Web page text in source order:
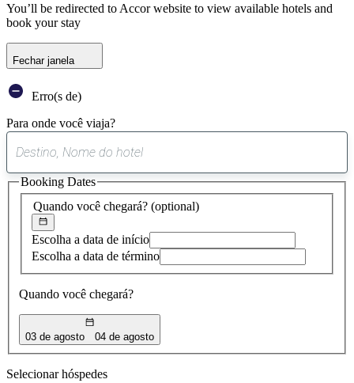
You’ll be redirected to Accor website to view available hotels and
book your stay
Fechar janela
Erro(s de)
Para onde você viaja?
sugestão
encontrada
Quando você chegará? (optional)
Escolha a data de início
Escolha a data de término
Quando você chegará?
03 de agosto 04 de agosto
Booking Dates
Selecionar hóspedes